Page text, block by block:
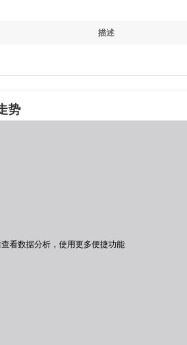
描述
势
查看数据分析，使用更多便捷功能